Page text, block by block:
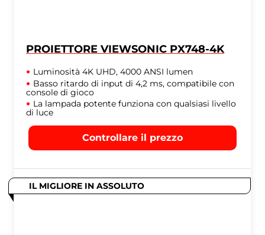
PROIETTORE VIEWSONIC PX748-4K
Luminosità 4K UHD, 4000 ANSI lumen
Basso ritardo di input di 4,2 ms, compatibile con
console di gioco
La lampada potente funziona con qualsiasi livello
di luce
Controllare il prezzo
IL MIGLIORE IN ASSOLUTO